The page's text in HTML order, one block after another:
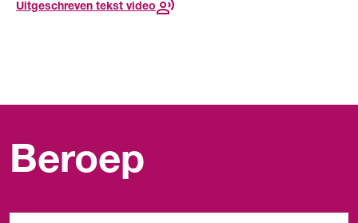
Uitgeschreven tekst video
Beroep